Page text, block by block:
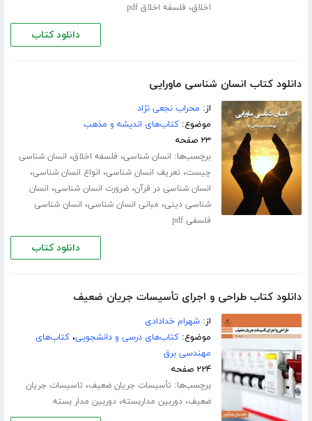
اخلاق، فلسفه اخلاق pdf
دانلود کتاب
دانلود کتاب انسان شناسی ماورایی
از: محراب نجعی نژاد
موضوع:کتاب‌های اندیشه و مذهب
۲۳ صفحه
برچسب‌ها: انسان شناسی، فلسفه اخلاق، انسان شناسی
چیست، تعریف انسان شناسی، انواع انسان شناسی،
انسان شناسی در قرآن،ضرورت انسان شناسی، انسان
شناسی دینی، مبانی انسان شناسی، انسان شناسی
فلسفی pdf
دانلود کتاب
دانلود کتاب طراحی و اجرای تأسیسات جریان ضعیف
از:شهرام خدادادی
موضوع:کتاب‌های درسی و دانشجویی،کتاب‌های
مهندسی برق
۲۲۴ صفحه
برچسب‌ها: تأسیسات جریان ضعیف، تاسیسات جریان
ضعیف،دوربین مداربسته،دوربین مدار بسته